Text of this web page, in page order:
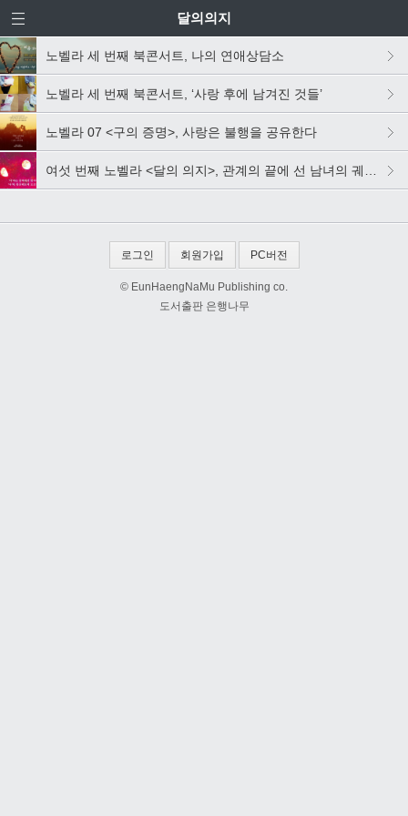
달의의지
노벨라 세 번째 북콘서트, 나의 연애상담소
노벨라 세 번째 북콘서트, ‘사랑 후에 남겨진 것들’
노벨라 07 <구의 증명>, 사랑은 불행을 공유한다
여섯 번째 노벨라 <달의 의지>, 관계의 끝에 선 남녀의 궤도를 그리다
로그인 회원가입 PC버전
© EunHaengNaMu Publishing co.
도서출판 은행나무